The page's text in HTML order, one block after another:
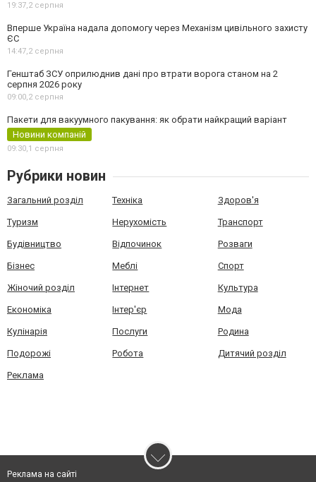
19:37,2 серпня
Вперше Україна надала допомогу через Механізм цивільного захисту
ЄС
14:47,2 серпня
Генштаб ЗСУ оприлюднив дані про втрати ворога станом на 2
серпня 2026 року
09:00,2 серпня
Пакети для вакуумного пакування: як обрати найкращий варіант
Новини компаній
09:30,1 серпня
Рубрики новин
Загальний розділ Техніка Здоров'я
Туризм Нерухомість Транспорт
Будівництво Відпочинок Розваги
Бізнес Меблі Спорт
Жіночий розділ Інтернет Культура
Економіка Інтер'єр Мода
Кулінарія Послуги Родина
Подорожі Робота Дитячий розділ
Реклама
Реклама на сайті